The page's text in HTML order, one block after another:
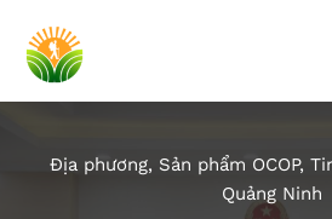
Địa phương, Sản phẩm OCOP,
Quảng Ninh